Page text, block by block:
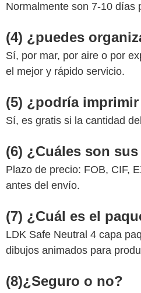
Normalmente son 7-10 días
(4) ¿puedes
Sí, por mar, por aire o por
el mejor y rápido servicio.
(5) ¿podría
Sí, es gratis si la cantidad
(6) ¿Cuáles son
Plazo de precio: FOB, CIF,
antes del envío.
(7) ¿Cuál es el
LDK Safe Neutral 4 capa
dibujos animados para
(8)¿Seguro o no?